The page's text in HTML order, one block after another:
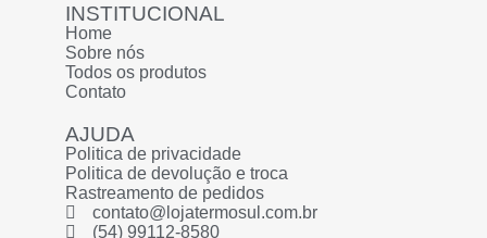
INSTITUCIONAL
Home
Sobre nós
Todos os produtos
Contato
AJUDA
Politica de privacidade
Politica de devolução e troca
Rastreamento de pedidos
contato@lojatermosul.com.br
(54) 99112-8580